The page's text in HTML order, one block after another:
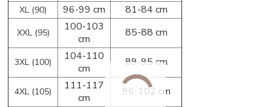
XL (90) 96-99 cm 81-84 cm
XXL (95)
100-103
cm
85-88 cm
3XL (100)
104-110
cm
89-95 cm
4XL (105)
111-117
cm
96-102 cm